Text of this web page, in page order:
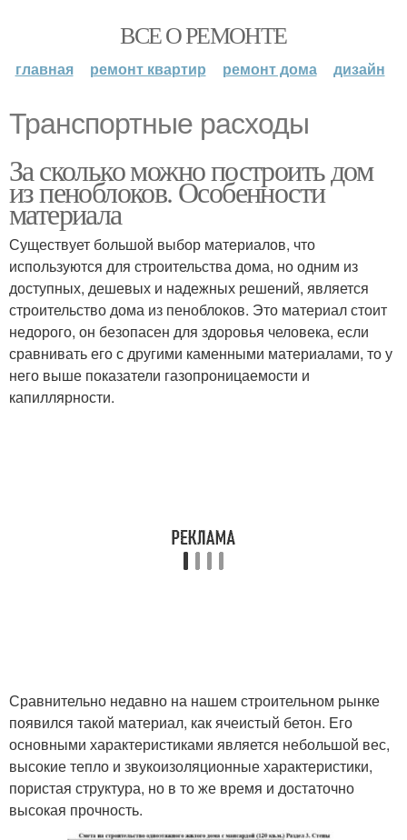
ВСЕ О РЕМОНТЕ
главная ремонт квартир ремонт дома дизайн
Транспортные расходы
За сколько можно построить дом
из пеноблоков. Особенности
материала
Существует большой выбор материалов, что
используются для строительства дома, но одним из
доступных, дешевых и надежных решений, является
строительство дома из пеноблоков. Это материал стоит
недорого, он безопасен для здоровья человека, если
сравнивать его с другими каменными материалами, то у
него выше показатели газопроницаемости и
капиллярности.
Сравнительно недавно на нашем строительном рынке
появился такой материал, как ячеистый бетон. Его
основными характеристиками является небольшой вес,
высокие тепло и звукоизоляционные характеристики,
пористая структура, но в то же время и достаточно
высокая прочность.